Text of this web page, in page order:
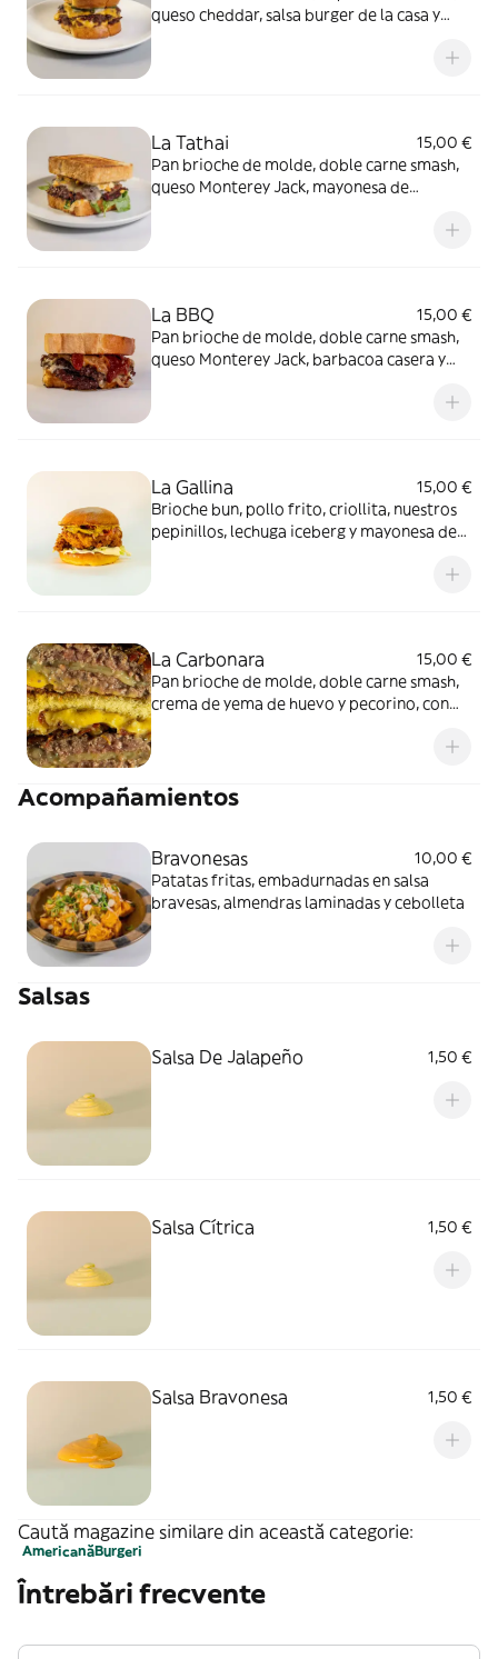
queso cheddar, salsa burger de la casa y
La Tathai
15,00 €
Pan brioche de molde, doble carne smash,
queso Monterey Jack, mayonesa de
La BBQ
15,00 €
Pan brioche de molde, doble carne smash,
queso Monterey Jack, barbacoa casera y
La Gallina
15,00 €
Brioche bun, pollo frito, criollita, nuestros
pepinillos, lechuga iceberg y mayonesa de
La Carbonara
15,00 €
Pan brioche de molde, doble carne smash,
crema de yema de huevo y pecorino, con
Acompañamientos
Bravonesas
10,00 €
Patatas fritas, embadurnadas en salsa
bravesas, almendras laminadas y cebolleta
Salsas
Salsa De Jalapeño 1,50 €
Salsa Cítrica 1,50 €
Salsa Bravonesa 1,50 €
Caută magazine similare din această categorie:
AmericanăBurgeri
Întrebări frecvente